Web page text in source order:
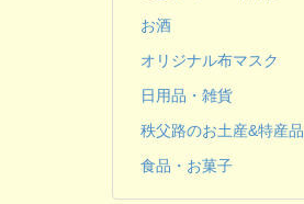
お酒
オリジナル布マスク
日用品・雑貨
秩父路のお土産&特産品
食品・お菓子